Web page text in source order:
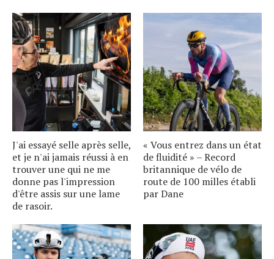
J'ai essayé selle après selle,
et je n'ai jamais réussi à en
trouver une qui ne me
donne pas l'impression
d'être assis sur une lame
de rasoir.
« Vous entrez dans un état
de fluidité » – Record
britannique de vélo de
route de 100 milles établi
par Dane